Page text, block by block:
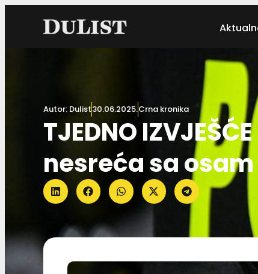
Autor: Dulist30.06.2025.Crna kronika
TJEDNO
nesreća sa